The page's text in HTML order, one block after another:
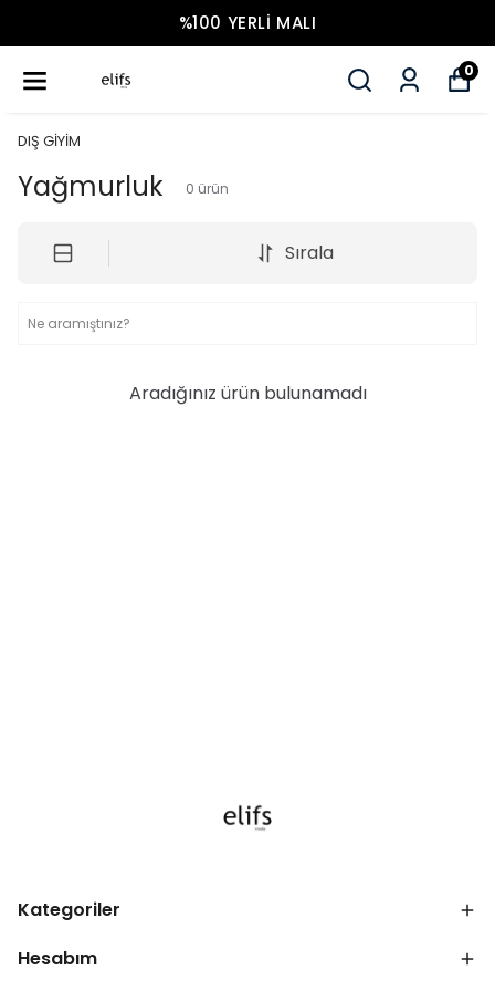
%100 YERLI MALI
0
DIŞ GİYİM
Yağmurluk 0 ürün
Sırala
Aradığınız ürün bulunamadı
Kategoriler
Hesabım